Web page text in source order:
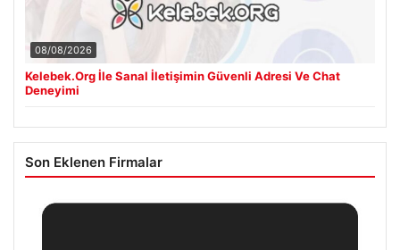
08/08/2026
Kelebek.Org İle Sanal İletişimin Güvenli Adresi Ve Chat
Deneyimi
Son Eklenen Firmalar